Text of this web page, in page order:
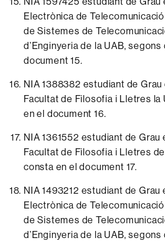
Electrònica de
de Sistemes de
d’Enginyeria de la UAB,
document 15.
NIA 1388382 estudiant de
Facultat de Filosofia i Lletres la
en el document 16.
NIA 1361552 estudiant de Grau
Facultat de Filosofia i Lletres
consta en eldocument 17.
NIA 1493212 estudiant de Grau
Electrònica de
de Sistemes de
d’Enginyeria de la UAB,